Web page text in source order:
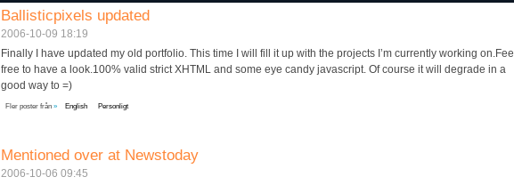
Ballisticpixels updated
2006-10-09 18:19
Finally I have updated my old portfolio. This time I will fill it up with the projects I’m currently working on.Feel
free to have a look.100% valid strict XHTML and some eye candy javascript. Of course it will degrade in a
good way to =)
Fler poster från » English Personligt
Mentioned over at Newstoday
2006-10-06 09:45